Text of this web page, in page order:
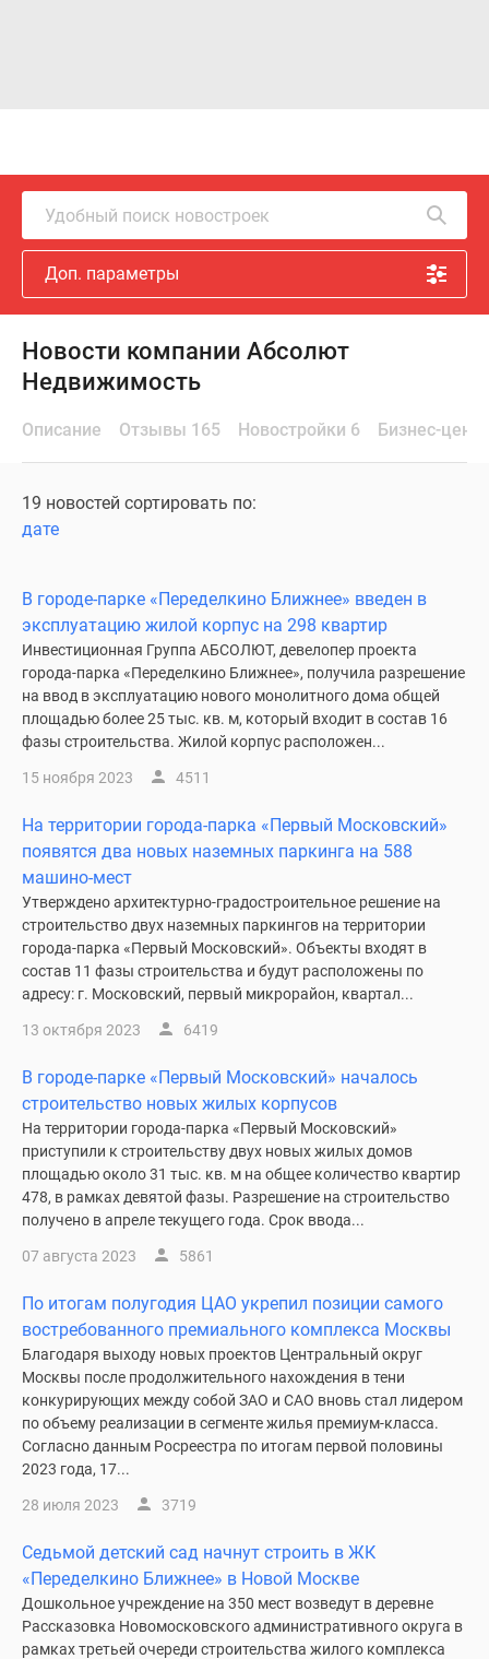
Удобный поиск новостроек
Доп. параметры
Новости компании Абсолют
Недвижимость
Описание Отзывы 165 Новостройки 6 Бизнес-
19 новостей сортировать по:
дате
В городе-парке «Переделкино Ближнее» введен в
эксплуатацию жилой корпус на 298 квартир
Инвестиционная Группа АБСОЛЮТ, девелопер проекта
города-парка «Переделкино Ближнее», получила разрешение
на ввод в эксплуатацию нового монолитного дома общей
площадью более 25 тыс. кв. м, который входит в состав 16
фазы строительства. Жилой корпус расположен...
15 ноября 2023 4511
На территории города-парка «Первый Московский»
появятся два новых наземных паркинга на 588
машино-мест
Утверждено архитектурно-градостроительное решение на
строительство двух наземных паркингов на территории
города-парка «Первый Московский». Объекты входят в
состав 11 фазы строительства и будут расположены по
адресу: г. Московский, первый микрорайон, квартал...
13 октября 2023 6419
В городе-парке «Первый Московский» началось
строительство новых жилых корпусов
На территории города-парка «Первый Московский»
приступили к строительству двух новых жилых домов
площадью около 31 тыс. кв. м на общее количество квартир
478, в рамках девятой фазы. Разрешение на строительство
получено в апреле текущего года. Срок ввода...
07 августа 2023 5861
По итогам полугодия ЦАО укрепил позиции самого
востребованного премиального комплекса Москвы
Благодаря выходу новых проектов Центральный округ
Москвы после продолжительного нахождения в тени
конкурирующих между собой ЗАО и САО вновь стал лидером
по объему реализации в сегменте жилья премиум-класса.
Согласно данным Росреестра по итогам первой половины
2023 года, 17...
28 июля 2023 3719
Седьмой детский сад начнут строить в ЖК
«Переделкино Ближнее» в Новой Москве
Дошкольное учреждение на 350 мест возведут в деревне
Рассказовка Новомосковского административного округа в
рамках третьей очереди строительства жилого комплекса